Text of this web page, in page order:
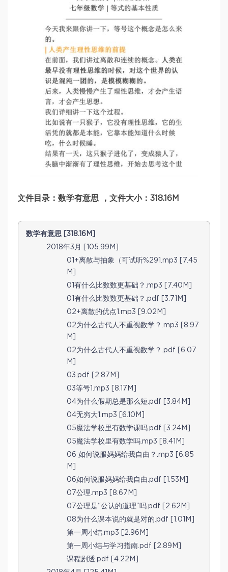
文件目录：数学有意思 ，文件大小：318.16M
数学有意思 [318.16M]
2018年3月 [105.99M]
01+离散与抽象（可试听%291.mp3 [7.45
M]
01有什么比数数更基础？.mp3 [7.40M]
01有什么比数数更基础？.pdf [3.71M]
02+离散的优点1.mp3 [9.02M]
02为什么古代人不重视数学？.mp3 [8.97
M]
02为什么古代人不重视数学？.pdf [6.07
M]
03.pdf [2.87M]
03等号1.mp3 [8.17M]
04为什么假期总是那么短.pdf [3.84M]
04无穷大1.mp3 [6.10M]
05魔法学校里有数学课吗.pdf [3.24M]
05魔法学校里有数学吗.mp3 [8.41M]
06 如何说服妈妈给我自由？.mp3 [6.85
M]
06如何说服妈妈给我自由.pdf [1.53M]
07公理.mp3 [8.67M]
07公理是“公认的道理”吗.pdf [2.62M]
08为什么课本说的就是对的.pdf [1.01M]
第一周小结.mp3 [2.96M]
第一周小结与学习指南.pdf [2.89M]
课程剧透.pdf [4.22M]